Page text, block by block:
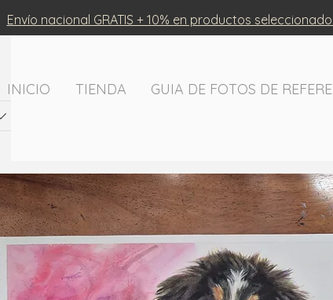
Envío nacional GRATIS + 10% en productos
INICIO TIENDA GUIA DE FOTOS DE